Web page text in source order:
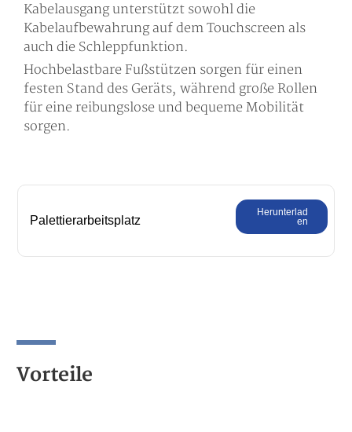
Kabelausgang unterstützt sowohl die
Kabelaufbewahrung auf dem Touchscreen als
auch die Schleppfunktion.
Hochbelastbare Fußstützen sorgen für einen
festen Stand des Geräts, während große Rollen
für eine reibungslose und bequeme Mobilität
sorgen.
Palettierarbeitsplatz
Herunterlad
en
Vorteile